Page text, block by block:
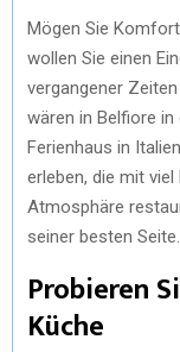
Mögen Sie
wollen Sie einen
vergangener
wären in Belfiore in
Ferienhaus in
erleben, die mit
Atmosphäre
seiner besten Seite.
Probieren
Küche